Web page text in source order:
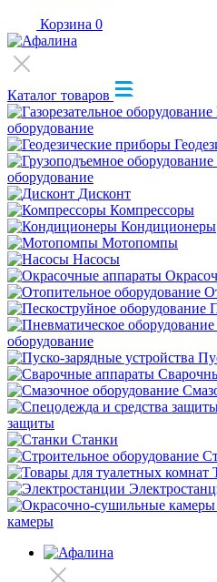
Корзина 0
Каталог товаров
оборудование
оборудование
Дисконт
Компрессоры
Кондиционеры
Мотопомпы
Насосы
оборудование
защиты
Станки
камеры